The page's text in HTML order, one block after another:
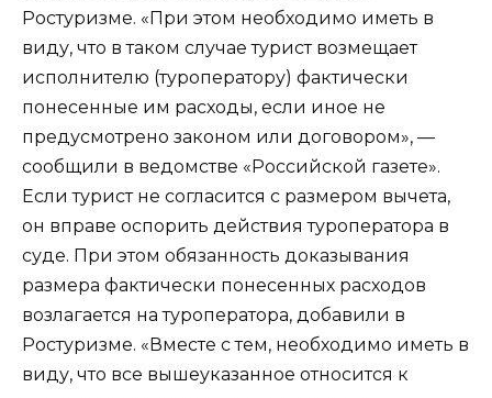
Ростуризме. «При этом необходимо иметь в
виду, что в таком случае турист возмещает
исполнителю (туроператору) фактически
понесенные им расходы, если иное не
предусмотрено законом или договором», —
сообщили в ведомстве «Российской газете».
Если турист не согласится с размером вычета,
он вправе оспорить действия туроператора в
суде. При этом обязанность доказывания
размера фактически понесенных расходов
возлагается на туроператора, добавили в
Ростуризме. «Вместе с тем, необходимо иметь в
виду, что все вышеуказанное относится к